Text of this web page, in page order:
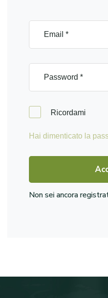
Ricordami
Hai dimenticato la
Non sei ancora